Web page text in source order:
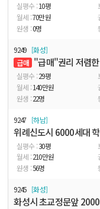
10평
70만원
0명
9249
화성
급매 "급매"권리 저렴한
29평
140만원
22명
9247 하남
위례신도시 6000세대
30평
210만원
56명
9245 화성
화성시 초교정문앞